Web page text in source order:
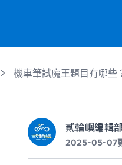
機車筆試魔王題目有哪些
貳輪嶼編輯
2025-05-07